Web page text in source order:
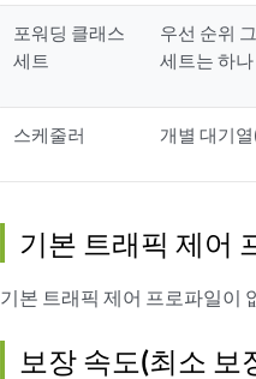
포워딩 클래스
세트
우선 순위
세트는 하
스케줄러 개별 대기
기본 트래픽 제어
기본 트래픽 제어 프로파일이
보장 속도(최소 보